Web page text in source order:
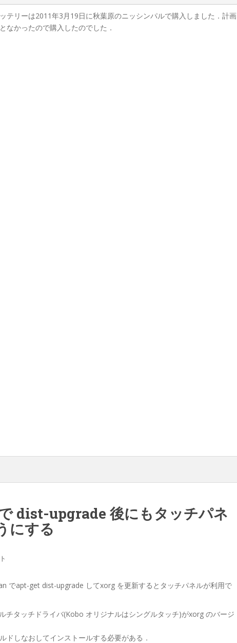
テリーは2011年3月19日に秋葉原のニッシンパルで購入しました．計画
なかったので購入したのでした．
dist-upgrade 後にもタッチパネ
にする
でapt-get dist-upgrade してxorg を更新するとタッチパネルが利用で
チタッチドライバ(Kobo オリジナルはシングルタッチ)がxorg のバージ
ドしなおしてインストールする必要がある．